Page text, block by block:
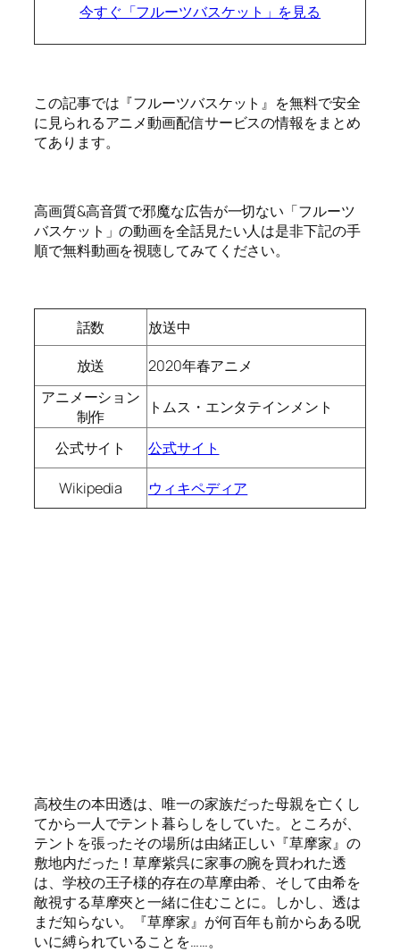
今すぐ「フルーツバスケット」を見る
この記事では『フルーツバスケット』を無料で安全
に見られるアニメ動画配信サービスの情報をまとめ
てあります。
高画質&高音質で邪魔な広告が一切ない「フルーツ
バスケット」の動画を全話見たい人は是非下記の手
順で無料動画を視聴してみてください。
話数
放送中
放送
2020年春アニメ
アニメーション
制作
トムス・エンタテインメント
公式サイト 公式サイト
Wikipedia ウィキペディア
高校生の本田透は、唯一の家族だった母親を亡くし
てから一人でテント暮らしをしていた。ところが、
テントを張ったその場所は由緒正しい『草摩家』の
敷地内だった！草摩紫呉に家事の腕を買われた透
は、学校の王子様的存在の草摩由希、そして由希を
敵視する草摩夾と一緒に住むことに。しかし、透は
まだ知らない。『草摩家』が何百年も前からある呪
いに縛られていることを……。